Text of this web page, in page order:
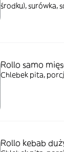
środku), surówka,
Rollo samo
Chlebek pita,
Rollo kebab